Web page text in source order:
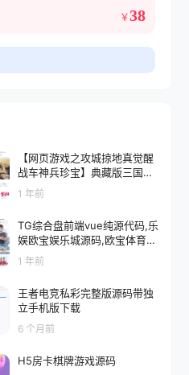
￥38
【网页游戏之攻城掠地真觉醒
战车神兵珍宝】典藏版三国策
略攻城略地国战网页游戏-最新
打包Wn服务端源码视频架设
外网教程
1 年前
TG综合盘前端vue纯源代码,乐
娱欧宝娱乐城源码,欧宝体育游
戏系统程序
1 年前
王者电竞私彩完整版源码带独
立手机版下载
6 个月前
H5房卡棋牌游戏源码